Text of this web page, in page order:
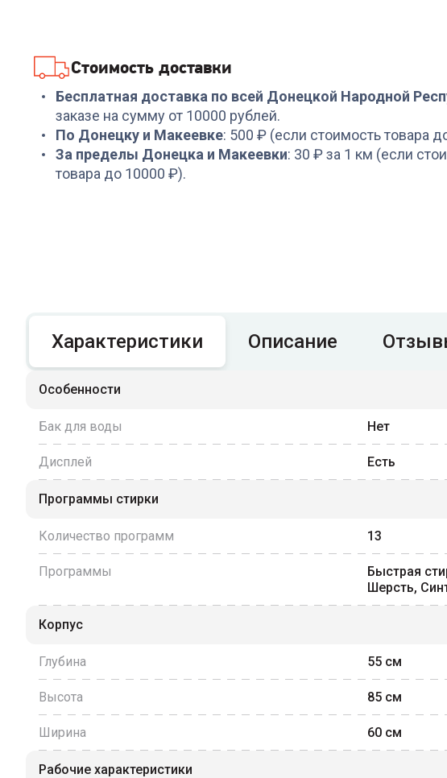
1 599 2 579₽ 3
Стоимость доставки
Бесплатная доставка по всей Донецкой Народной
заказе на сумму от 10000 рублей.
По Донецку и Макеевке: 500 ₽ (если стоимость товара
За пределы Донецка и Макеевки: 30 ₽ за 1 км (если
товара до 10000 ₽).
Характеристики Описание
Особенности
Бак для воды Нет
Дисплей Есть
Программы стирки
Количество программ 13
Программы
Быстрая
Шерсть,
Корпус
Глубина 55 см
Высота 85 см
Ширина 60 см
Рабочие характеристики